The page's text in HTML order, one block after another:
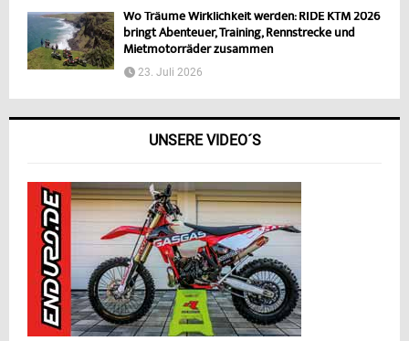
Wo Träume Wirklichkeit werden: RIDE KTM 2026
bringt Abenteuer, Training, Rennstrecke und
Mietmotorräder zusammen
23. Juli 2026
UNSERE VIDEO´S